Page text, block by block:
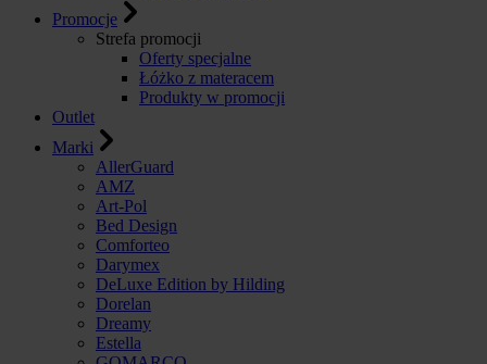
Promocje
Strefa promocji
Oferty specjalne
Łóżko z materacem
Produkty w promocji
Outlet
Marki
AllerGuard
AMZ
Art-Pol
Bed Design
Comforteo
Darymex
DeLuxe Edition by Hilding
Dorelan
Dreamy
Estella